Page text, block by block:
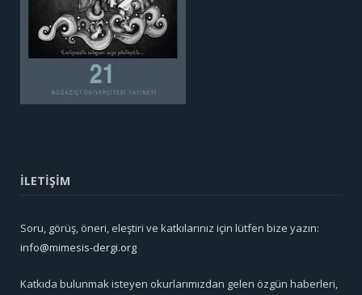
İLETİŞİM
Soru, görüş, öneri, eleştiri ve katkılarınız için lütfen bize yazın:
info@mimesis-dergi.org
Katkıda bulunmak isteyen okurlarımızdan gelen özgün haberleri,